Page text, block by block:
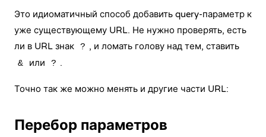
Это идиоматичный способ добавить query-параметр к
уже существующему URL. Не нужно проверять, есть
ли в URL знак ? , и ломать голову над тем, ставить
& или ? .
Точно так же можно менять и другие части URL:
Перебор параметров